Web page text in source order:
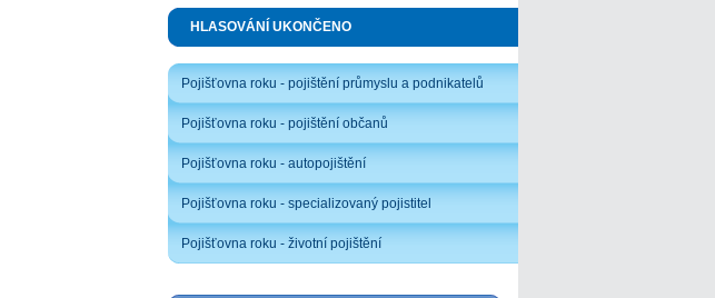
HLASOVÁNÍ UKONČENO
Pojišťovna roku - pojištění průmyslu a podnikatelů
Pojišťovna roku - pojištění občanů
Pojišťovna roku - autopojištění
Pojišťovna roku - specializovaný pojistitel
Pojišťovna roku - životní pojištění